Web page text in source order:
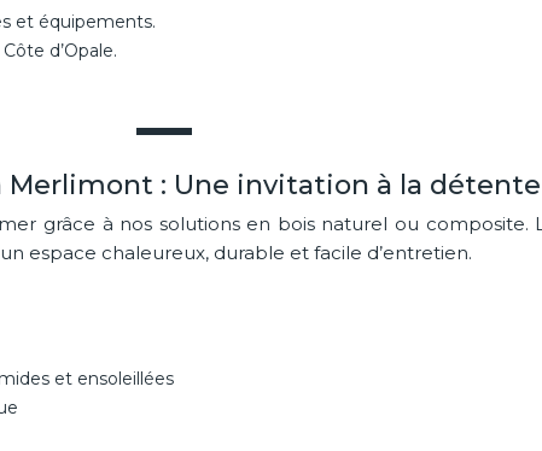
et équipements.
d’Opale.
Merlimont : Une invitation à la détente
grâce à nos solutions en bois naturel ou composite.
espace chaleureux, durable et facile d’entretien.
et ensoleillées